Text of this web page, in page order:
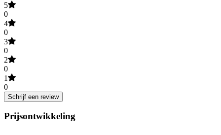
5
0
4
0
3
0
2
0
1
0
Schrijf een review
Prijsontwikkeling